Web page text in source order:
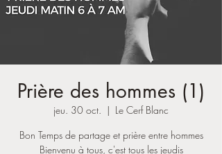
Prière des hommes (1)
jeu. 30 oct.
  |
Le Cerf Blanc
Bon Temps de partage et prière entre hommes
Bienvenu à tous, c'est tous les jeudis